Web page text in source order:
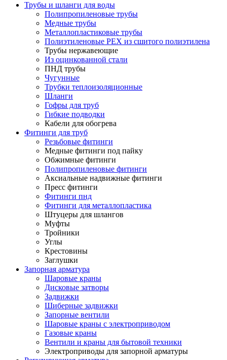
Трубы и шланги для воды
Полипропиленовые трубы
Медные трубы
Металлопластиковые трубы
Полиэтиленовые PEX из сшитого полиэтилена
Трубы нержавеющие
Из оцинкованной стали
ПНД трубы
Чугунные
Трубки теплоизоляционные
Шланги
Гофры для труб
Гибкие подводки
Кабели для обогрева
Фитинги для труб
Резьбовые фитинги
Медные фитинги под пайку
Обжимные фитинги
Полипропиленовые фитинги
Аксиальные надвижные фитинги
Пресс фитинги
Фитинги пнд
Фитинги для металлопластика
Штуцеры для шлангов
Муфты
Тройники
Углы
Крестовины
Заглушки
Запорная арматура
Шаровые краны
Дисковые затворы
Задвижки
Шиберные задвижки
Запорные вентили
Шаровые краны с электроприводом
Газовые краны
Вентили и краны для бытовой техники
Электроприводы для запорной арматуры